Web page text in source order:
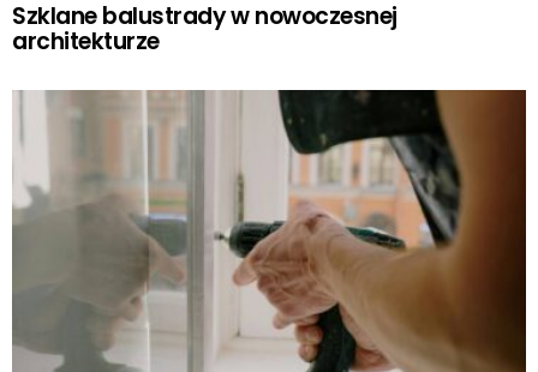
Szklane balustrady w nowoczesnej
architekturze